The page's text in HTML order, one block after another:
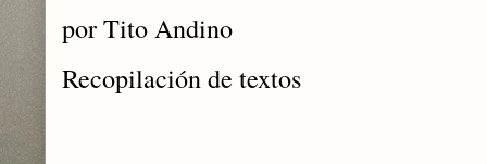
por Tito Andino
Recopilación de textos